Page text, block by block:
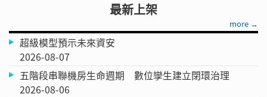
最新上架
more →
超級模型預示未來資安
2026-08-07
五階段串聯機房生命週期 數位孿生建立閉環治理
2026-08-06